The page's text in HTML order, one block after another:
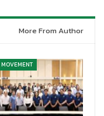
สินทรัพย์ทั่วโลก พร้อม
ที่ได้สรุปมุมมอง
ยังได้ประกาศความร่วม
จ.ชั้นนำระดับโลก
ที่จะเข้ามาช่วยกำหนด
พื่อความยั่งยืน
More From Author
MOVEMENT